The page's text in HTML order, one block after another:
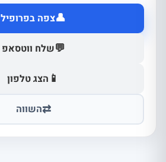
👤צפה בפרופיל
💬שלח ווטסאפ
📱 הצג טלפון
⇄השווה